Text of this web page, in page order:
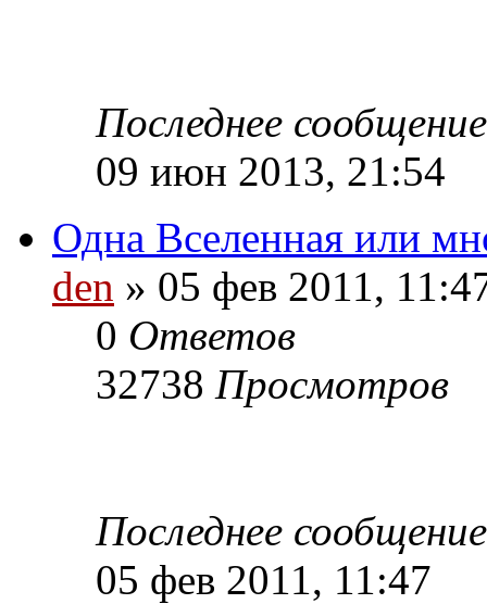
Последнее
09 июн 2013, 21:54
Одна Вселенная или
den » 05 фев 2011,
0 Ответов
32738 Просмотров
Последнее
05 фев 2011, 11:47